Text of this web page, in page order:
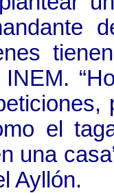
el
una
Ayllón.